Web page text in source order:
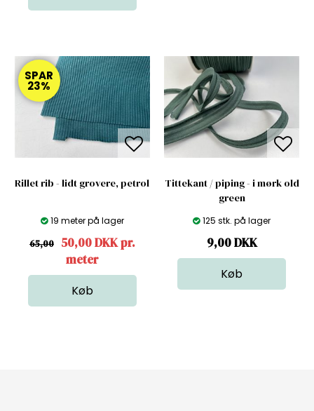
SPAR
23%
Rillet rib - lidt grovere, petrol
19 meter på lager
65,00
50,00 DKK pr.
meter
Tittekant / piping - i mørk old
green
125 stk. på lager
9,00DKK